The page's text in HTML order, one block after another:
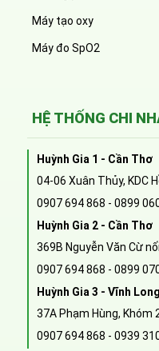
Máy tạo oxy
Máy đo SpO2
HỆ THỐNG CHI
Huỳnh Gia 1 - Cần Thơ
04-06 Xuân Thủy, KDC
0907 694 868 - 0899
Huỳnh Gia 2 - Cần Thơ
369B Nguyễn Văn Cừ
0907 694 868 - 0899
Huỳnh Gia 3 - Vĩnh Long
37A Phạm Hùng, Khóm
0907 694 868 - 0939